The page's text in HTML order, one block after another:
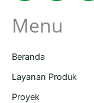
Menu
Beranda
Layanan Produk
Proyek